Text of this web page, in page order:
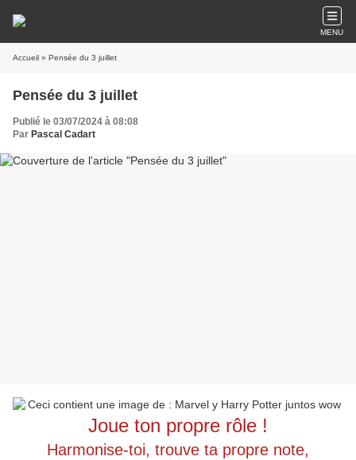
MENU
Accueil » Pensée du 3 juillet
Pensée du 3 juillet
Publié le 03/07/2024 à 08:08
Par Pascal Cadart
Joue ton propre rôle !
Harmonise-toi, trouve ta propre note,